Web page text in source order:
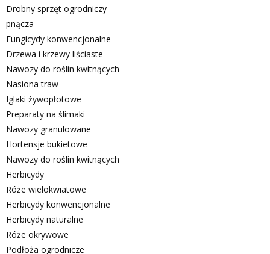
Drobny sprzęt ogrodniczy
pnącza
Fungicydy konwencjonalne
Drzewa i krzewy liściaste
Nawozy do roślin kwitnących
Nasiona traw
Iglaki żywopłotowe
Preparaty na ślimaki
Nawozy granulowane
Hortensje bukietowe
Nawozy do roślin kwitnących
Herbicydy
Róże wielokwiatowe
Herbicydy konwencjonalne
Herbicydy naturalne
Róże okrywowe
Podłoża ogrodnicze